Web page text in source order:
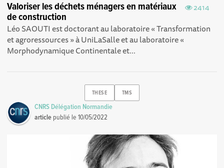
2414
Valoriser les déchets ménagers en matériaux
de construction
Léo SAOUTI est doctorant au laboratoire « Transformation
et agroressources » à UniLaSalle et au laboratoire «
Morphodynamique Continentale et...
THESE TMS
CNRS Délégation Normandie
article publié le10/05/2022